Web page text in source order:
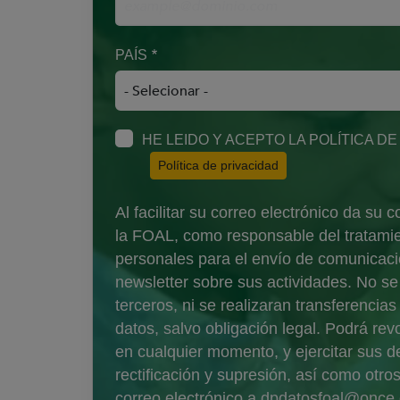
PAÍS
HE LEIDO Y ACEPTO LA POLÍTICA
Política de privacidad(Abre en nueva
Al facilitar su correo electrónico da su
la FOAL, como responsable del
personales para el envío de
newsletter sobre sus actividades. No
terceros, ni se realizaran
datos, salvo obligación legal. Podrá
en cualquier momento, y ejercitar sus
rectificación y supresión, así como